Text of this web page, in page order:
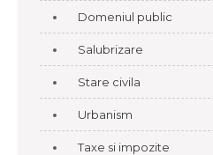
Domeniul public
Salubrizare
Stare civila
Urbanism
Taxe si impozite